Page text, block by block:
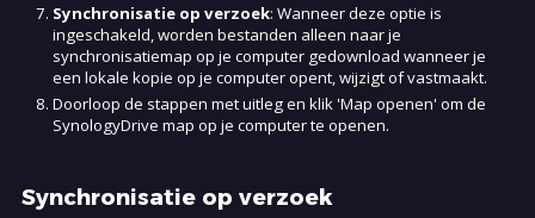
Synchronisatie op verzoek: Wanneer deze optie is
ingeschakeld, worden bestanden alleen naar je
synchronisatiemap op je computer gedownload wanneer je
een lokale kopie op je computer opent, wijzigt of vastmaakt.
Doorloop de stappen met uitleg en klik 'Map openen' om de
SynologyDrive map op je computer te openen.
Synchronisatie op verzoek